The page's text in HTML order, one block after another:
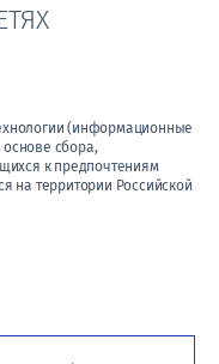
(информационные
сбора,
к предпочтениям
на территории Российской